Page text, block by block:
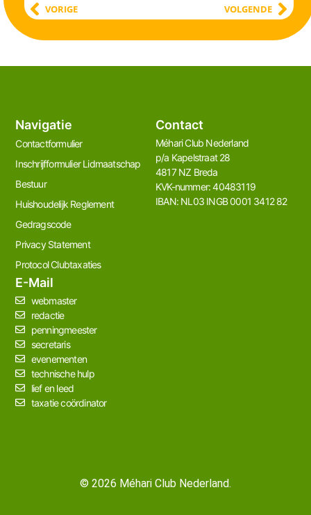
VORIGE VOLGENDE
Navigatie
Contactformulier
Inschrijfformulier Lidmaatschap
Bestuur
Huishoudelijk Reglement
Gedragscode
Privacy Statement
Protocol Clubtaxaties
Contact
Méhari Club Nederland​
p/a Kapelstraat 28
4817 NZ Breda
KVK-nummer: 40483119
IBAN: NL03 INGB 0001 3412 82
E-Mail
webmaster
redactie
penningmeester
secretaris
evenementen
technische hulp
lief en leed
taxatie coördinator
© 2026 Méhari Club Nederland.